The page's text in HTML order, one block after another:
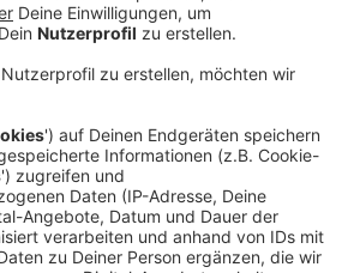
08.11.2021 16:07
schon alle Verkaufsbuden bauen
sie nochmal für ein Jahr in den
in Schlebusch sollte
und sogar bis nach